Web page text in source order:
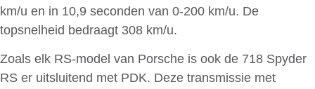
km/u en in 10,9 seconden van 0-200 km/u. De
topsnelheid bedraagt 308 km/u.
Zoals elk RS-model van Porsche is ook de 718 Spyder
RS er uitsluitend met PDK. Deze transmissie met